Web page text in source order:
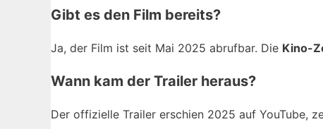
Gibt es den Film bereits?
Ja, der Film ist seit Mai 2025 abrufbar. Die Kino-
Wann kam der Trailer heraus?
Der offizielle Trailer erschien 2025 auf YouTube,